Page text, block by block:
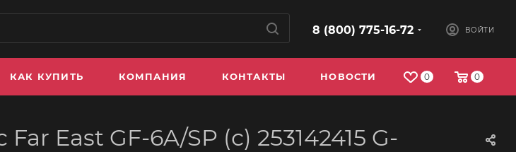
8 (800) 775-16-72 ВОЙТИ
0 0
КАК КУПИТЬ КОМПАНИЯ КОНТАКТЫ НОВОСТИ
East GF-6A/SP (с) 253142415 G-